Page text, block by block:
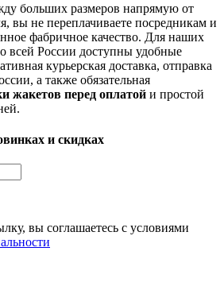
больших размеров напрямую от
вы не переплачиваете посредникам и
фабричное качество. Для наших
всей России доступны удобные
курьерская доставка, отправка
а также обязательная
жакетов перед оплатой и простой
и скидках
вы соглашаетесь с условиями